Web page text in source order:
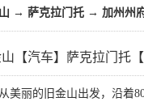
山 → 萨克拉门托 → 加州州
山【汽车】萨克拉门托
美丽的旧金山出发，沿着